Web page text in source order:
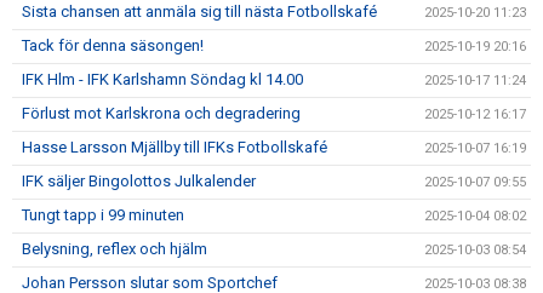
Sista chansen att anmäla sig till nästa Fotbollskafé 2025-10-20 11:23
Tack för denna säsongen! 2025-10-19 20:16
IFK Hlm - IFK Karlshamn Söndag kl 14.00 2025-10-17 11:24
Förlust mot Karlskrona och degradering 2025-10-12 16:17
Hasse Larsson Mjällby till IFKs Fotbollskafé 2025-10-07 16:19
IFK säljer Bingolottos Julkalender 2025-10-07 09:55
Tungt tapp i 99 minuten 2025-10-04 08:02
Belysning, reflex och hjälm 2025-10-03 08:54
Johan Persson slutar som Sportchef 2025-10-03 08:38